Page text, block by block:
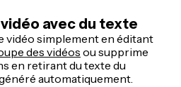
avec du texte
vidéo simplement en éditant
des vidéos ou supprime
en retirant du texte du
automatiquement.